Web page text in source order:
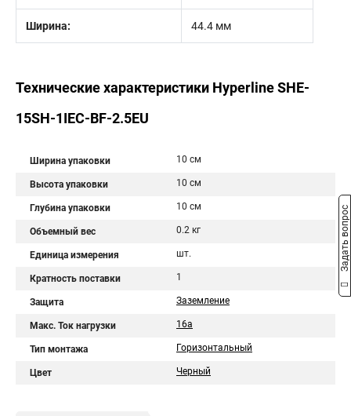
Ширина: 44.4 мм
Технические характеристики Hyperline SHE-
15SH-1IEC-BF-2.5EU
Ширина упаковки 10 см
Высота упаковки 10 см
Глубина упаковки 10 см
Объемный вес 0.2 кг
Единица измерения шт.
Кратность поставки 1
Защита Заземление
Макс. Ток нагрузки 16a
Тип монтажа Горизонтальный
Цвет Черный
Задать вопрос